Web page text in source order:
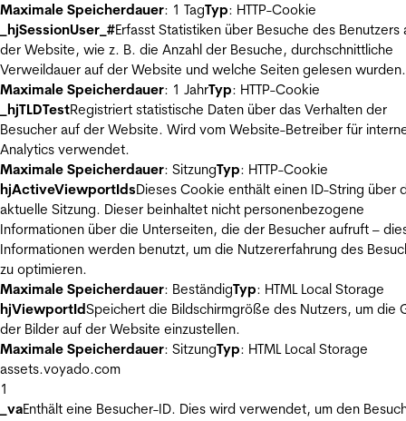
Maximale Speicherdauer: 1 TagTyp: HTTP-Cookie
_hjSessionUser_#Erfasst Statistiken über Besuche des Benutzers
der Website, wie z. B. die Anzahl der Besuche, durchschnittliche
Verweildauer auf der Website und welche Seiten gelesen wurden.
Maximale Speicherdauer: 1 JahrTyp: HTTP-Cookie
_hjTLDTestRegistriert statistische Daten über das Verhalten der
Besucher auf der Website. Wird vom Website-Betreiber für
Analytics verwendet.
Maximale Speicherdauer: SitzungTyp: HTTP-Cookie
hjActiveViewportIdsDieses Cookie enthält einen ID-String über
aktuelle Sitzung. Dieser beinhaltet nicht personenbezogene
Informationen über die Unterseiten, die der Besucher aufruft –
Informationen werden benutzt, um die Nutzererfahrung des
zu optimieren.
Maximale Speicherdauer: BeständigTyp: HTML Local Storage
hjViewportIdSpeichert die Bildschirmgröße des Nutzers, um die
der Bilder auf der Website einzustellen.
Maximale Speicherdauer: SitzungTyp: HTML Local Storage
assets.voyado.com
1
_vaEnthält eine Besucher-ID. Dies wird verwendet, um den